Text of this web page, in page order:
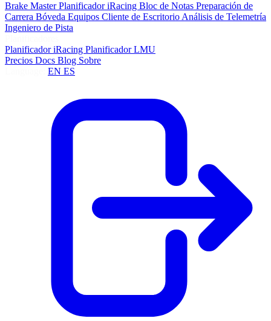
Brake MasterPlanificador iRacing Bloc de Notas Preparación de
Carrera Bóveda Equipos Cliente de Escritorio Análisis de Telemetría
Ingeniero de Pista
Planificador iRacing Planificador LMU
Precios Docs Blog Sobre
EN ES